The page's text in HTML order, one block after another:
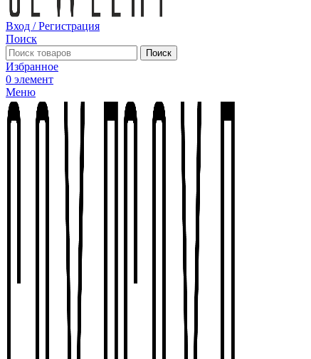
Вход / Регистрация
Поиск
Поиск
Избранное
0 элемент
Меню